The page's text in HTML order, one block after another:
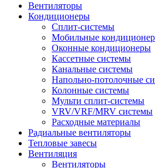
Вентиляторы
Кондиционеры
Сплит-системы
Мобильные
Оконные кондиционеры
Кассетные системы
Канальные системы
Напольно-потолочные
Колонные системы
Мульти сплит-системы
VRV/VRF/MRV системы
Расходные материалы
Радиальные вентиляторы
Тепловые завесы
Вентиляция
Вентиляторы